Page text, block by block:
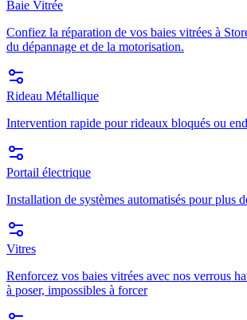
Baie Vitrée
Confiez la réparation de vos baies vitrées à
du dépannage et de la motorisation.
Rideau Métallique
Intervention rapide pour rideaux bloqués ou
Portail électrique
Installation de systèmes automatisés pour plus
Vitres
Renforcez vos baies vitrées avec nos verrous
à poser, impossibles à forcer